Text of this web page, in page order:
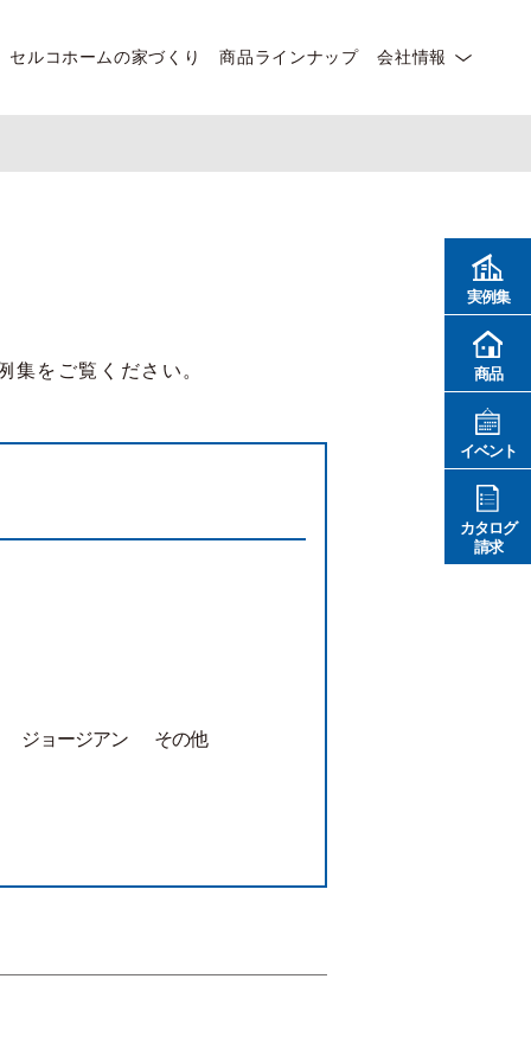
セルコホームの家づくり 商品ラインナップ 会社情報
集をご覧ください。
ジョージアン その他
実例集
商品
イベント
カタログ
請求